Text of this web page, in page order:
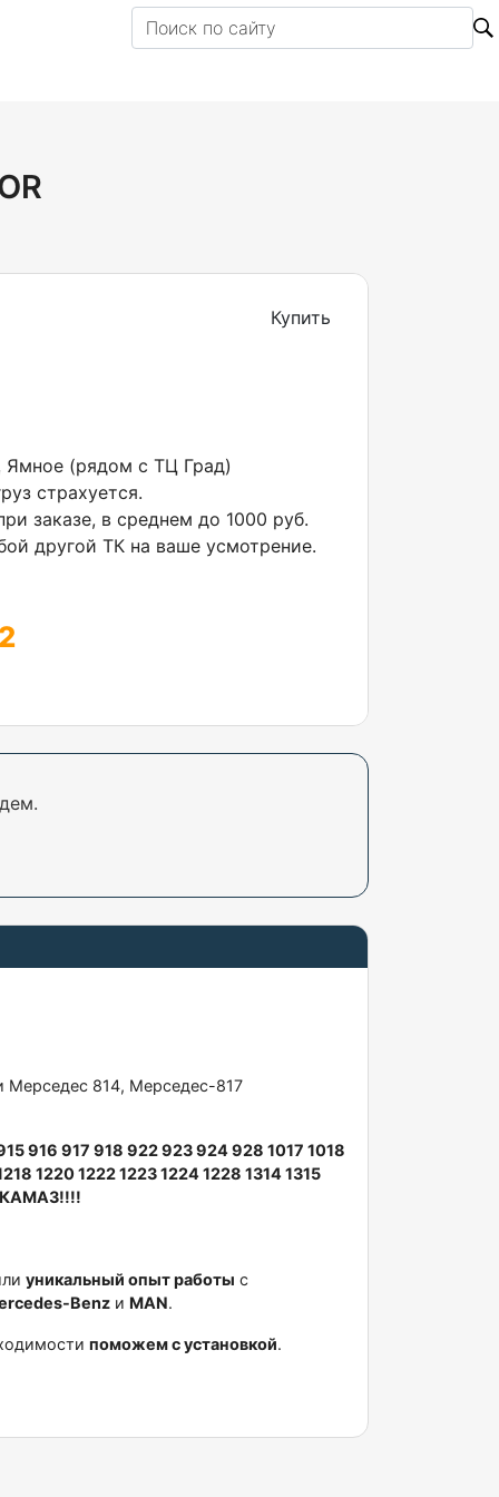
Купить
Ямное (рядом с ТЦ Град)
страхуется.
заказе, в среднем до 1000 руб.
другой ТК на ваше усмотрение.
Mерсeдеc 814, Мepcедec-817
916 917 918 922 923 924 928 1017 1018
1220 1222 1223 1224 1228 1314 1315
КАМАЗ!!!!
уникальный опыт работы с
Веnz и МАN.
поможем с установкой.